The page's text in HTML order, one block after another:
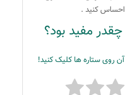
احساس کنید .
مفید بود؟
آن روی ستاره ها کلیک کنید!